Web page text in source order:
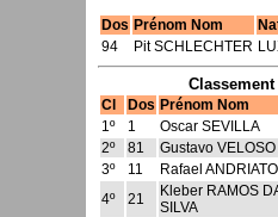
Dos Prénom Nom
94
Pit SCHLECHTER
Cl Dos Prénom Nom
1º
1
Oscar SEVILLA
2º
81
Gustavo VELOSO
3º
11
Rafael ANDRIATO
4º
21
Kleber RAMOS
SILVA